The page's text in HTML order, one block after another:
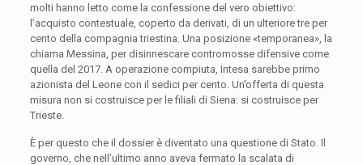
molti hanno letto come la confessione del vero obiettivo:
l’acquisto contestuale, coperto da derivati, di un ulteriore tre per
cento della compagnia triestina. Una posizione «temporanea», la
chiama Messina, per disinnescare contromosse difensive come
quella del 2017. A operazione compiuta, Intesa sarebbe primo
azionista del Leone con il sedici per cento. Un’offerta di questa
misura non si costruisce per le filiali di Siena: si costruisce per
Trieste.
È per questo che il dossier è diventato una questione di Stato. Il
governo, che nell’ultimo anno aveva fermato la scalata di